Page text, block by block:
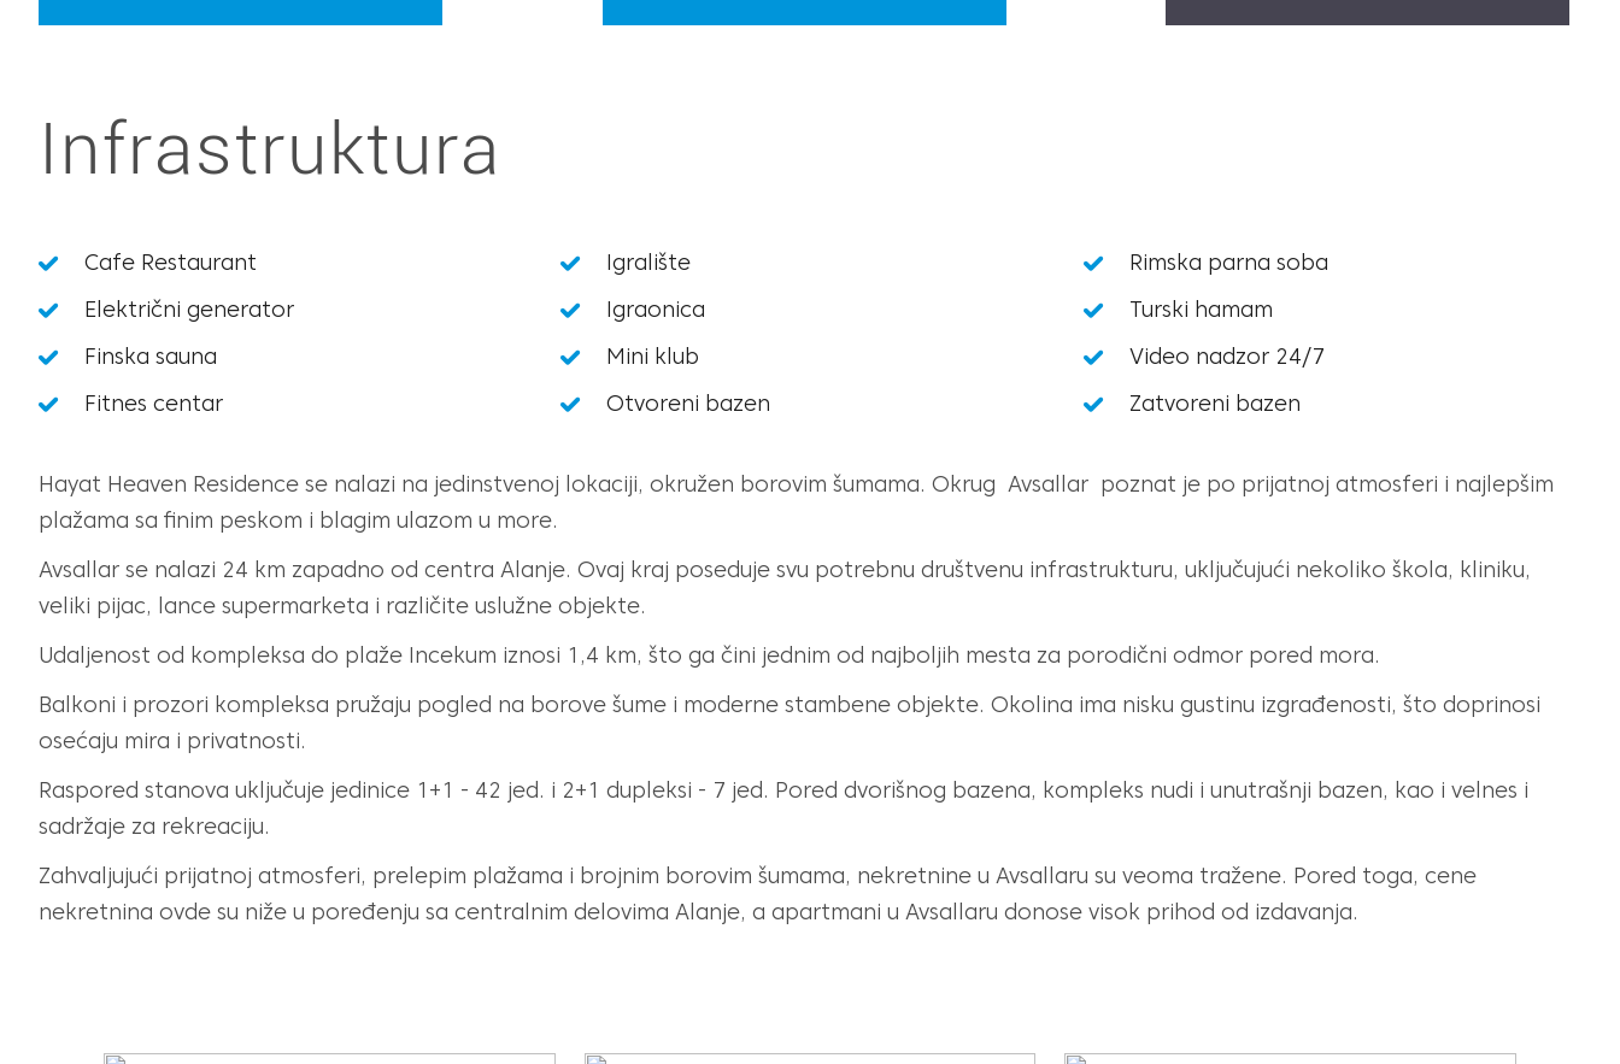
Infrastruktura
Cafe Restaurant
Električni generator
Finska sauna
Fitnes centar
Igralište
Igraonica
Mini klub
Otvoreni bazen
Rimska parna soba
Turski hamam
Video nadzor 24/7
Zatvoreni bazen
Hayat Heaven Residence se nalazi na jedinstvenoj lokaciji, okružen borovim šumama. Okrug Avsallar poznat je po prijatnoj atmosferi i najlepšim
plažama sa finim peskom i blagim ulazom u more.
Avsallar se nalazi 24 km zapadno od centra Alanje. Ovaj kraj poseduje svu potrebnu društvenu infrastrukturu, uključujući nekoliko škola, kliniku,
veliki pijac, lance supermarketa i različite uslužne objekte.
Udaljenost od kompleksa do plaže Incekum iznosi 1,4 km, što ga čini jednim od najboljih mesta za porodični odmor pored mora.
Balkoni i prozori kompleksa pružaju pogled na borove šume i moderne stambene objekte. Okolina ima nisku gustinu izgrađenosti, što doprinosi
osećaju mira i privatnosti.
Raspored stanova uključuje jedinice 1+1 - 42 jed. i 2+1 dupleksi - 7 jed. Pored dvorišnog bazena, kompleks nudi i unutrašnji bazen, kao i velnes i
sadržaje za rekreaciju.
Zahvaljujući prijatnoj atmosferi, prelepim plažama i brojnim borovim šumama, nekretnine u Avsallaru su veoma tražene. Pored toga, cene
nekretnina ovde su niže u poređenju sa centralnim delovima Alanje, a apartmani u Avsallaru donose visok prihod od izdavanja.